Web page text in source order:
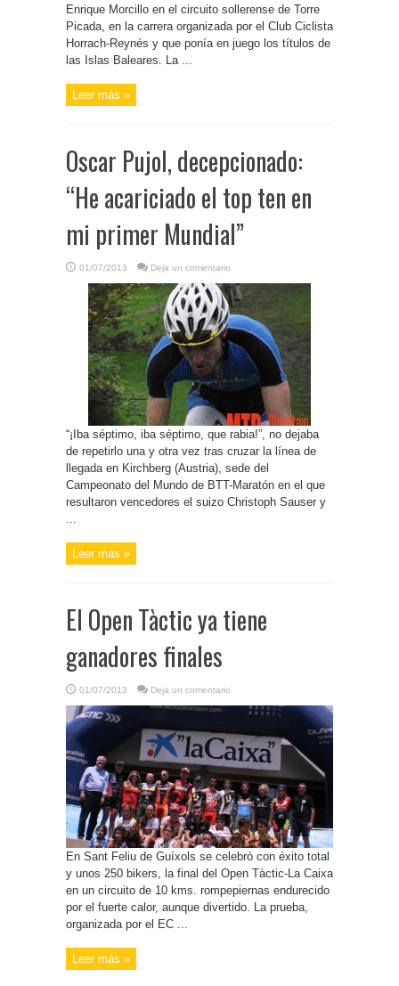
Enrique Morcillo en el circuito sollerense de Torre
Picada, en la carrera organizada por el Club Ciclista
Horrach-Reynés y que ponía en juego los títulos de
las Islas Baleares. La ...
Leer más »
Oscar Pujol, decepcionado:
“He acariciado el top ten en
mi primer Mundial”
01/07/2013 Deja un comentario
“¡Iba séptimo, iba séptimo, que rabia!”, no dejaba
de repetirlo una y otra vez tras cruzar la línea de
llegada en Kirchberg (Austria), sede del
Campeonato del Mundo de BTT-Maratón en el que
resultaron vencedores el suizo Christoph Sauser y
...
Leer más »
El Open Tàctic ya tiene
ganadores finales
01/07/2013 Deja un comentario
En Sant Feliu de Guíxols se celebró con éxito total
y unos 250 bikers, la final del Open Tàctic-La Caixa
en un circuito de 10 kms. rompepiernas endurecido
por el fuerte calor, aunque divertido. La prueba,
organizada por el EC ...
Leer más »